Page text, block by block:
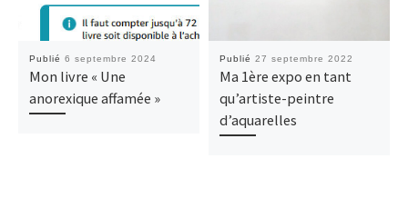
Publié 6 septembre 2024
Mon livre « Une
anorexique affamée »
Publié 27 septembre 2022
Ma 1ère expo en tant
qu’artiste-peintre
d’aquarelles